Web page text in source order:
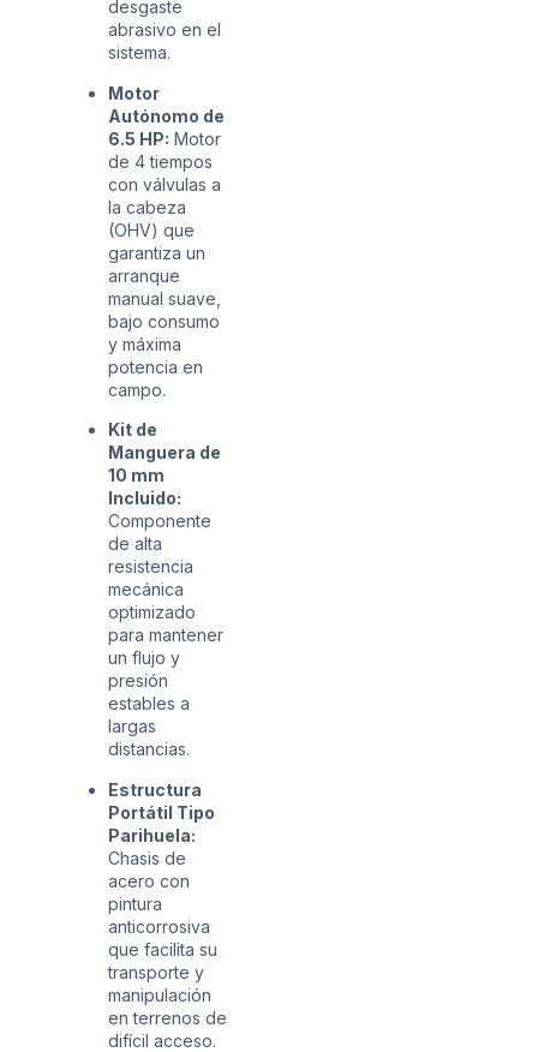
desgaste
abrasivo en el
sistema.
Motor
Autónomo de
6.5 HP: Motor
de 4 tiempos
con válvulas a
la cabeza
(OHV) que
garantiza un
arranque
manual suave,
bajo consumo
y máxima
potencia en
campo.
Kit de
Manguera de
10 mm
Incluido:
Componente
de alta
resistencia
mecánica
optimizado
para mantener
un flujo y
presión
estables a
largas
distancias.
Estructura
Portátil Tipo
Parihuela:
Chasis de
acero con
pintura
anticorrosiva
que facilita su
transporte y
manipulación
en terrenos de
difícil acceso.